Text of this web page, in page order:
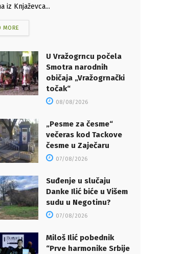
iz Knjaževca...
MORE
U Vražogrncu počela
Smotra narodnih
običaja „Vražogrnački
točak“
08/08/2026
„Pesme za česme“
večeras kod Tackove
česme u Zaječaru
07/08/2026
Suđenje u slučaju
Danke Ilić biće u Višem
sudu u Negotinu?
07/08/2026
Miloš Ilić pobednik
“Prve harmonike Srbije